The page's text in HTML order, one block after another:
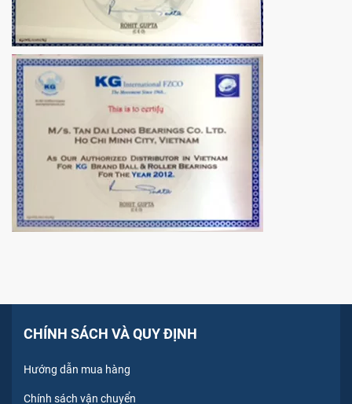
CHÍNH SÁCH VÀ QUY ĐỊNH
Hướng dẫn mua hàng
Chính sách vận chuyển